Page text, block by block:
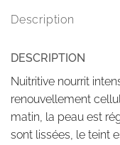
Description
DESCRIPTION
Nuitritive nourrit
renouvellement
matin, la peau est
sont lissées, le teint